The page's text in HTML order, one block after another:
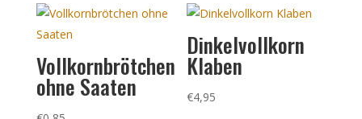
Vollkornbrötchen
ohne Saaten
Dinkelvollkorn
Klaben
€4,95